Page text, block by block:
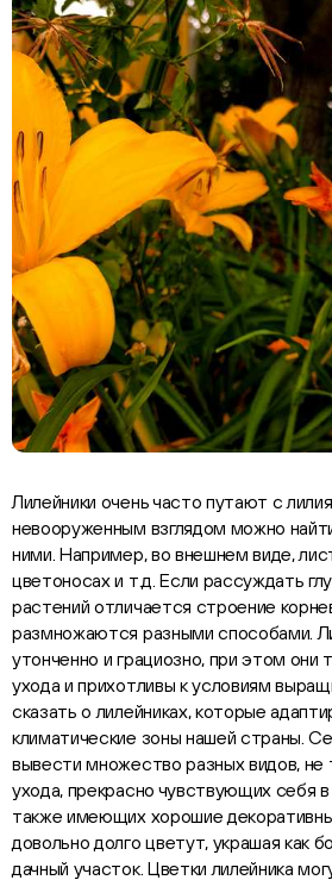
Лилейники очень часто путают с
невооруженным взглядом можно
ними. Например, во внешнем виде,
цветоносах и т.д. Если рассуждать
растений отличается строение
размножаются разными способами.
утонченно и грациозно, при этом они
ухода и прихотливы к условиям
сказать о лилейниках, которые
климатические зоны нашей страны.
вывести множество разных видов,
ухода, прекрасно чувствующих себя в
также имеющих хорошие
довольно долго цветут, украшая как
дачный участок. Цветки лилейника